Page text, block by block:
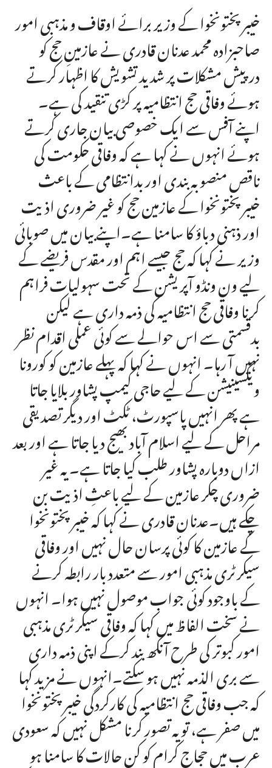
خیبرپختونخوا کے وزیر برائے اوقاف و مذہبی امور
صاحبزادہ محمد عدنان قادری نے عازمینِ حج کو
درپیش مشکلات پر شدید تشویش کا اظہار کرتے
ہوئے وفاقی حج انتظامیہ پر کڑی تنقید کی ہے۔
اپنے آفس سے ایک خصوصی بیان جاری کرتے
ہوئے انہوں نے کہا ہے کہ وفاقی حکومت کی
ناقص منصوبہ بندی اور بدانتظامی کے باعث
خیبرپختونخوا کے عازمین حج کو غیر ضروری اذیت
اور ذہنی دباؤ کا سامنا ہے۔اپنے بیان میں صوبائی
وزیر نے کہا کہ حج جیسے اہم اور مقدس فریضے کے
لیے ون ونڈو آپریشن کے تحت سہولیات فراہم
کرنا وفاقی حج انتظامیہ کی ذمہ داری ہے لیکن
بدقسمتی سے اس حوالے سے کوئی عملی اقدام نظر
نہیں آ رہا۔ انہوں نے کہا کہ پہلے عازمین کو کورونا
ویکسینیشن کے لیے حاجی کیمپ پشاور بلایا جاتا
ہے پھر انہیں پاسپورٹ، ٹکٹ اور دیگر تصدیقی
مراحل کے لیے اسلام آباد بھیج دیا جاتا ہے اور بعد
ازاں دوبارہ پشاور طلب کیا جاتا ہے۔ یہ غیر
ضروری چکر عازمین کے لیے باعثِ اذیت بن
چکے ہیں۔عدنان قادری نے کہا کہ خیبرپختونخوا
کے عازمین کا کوئی پرسان حال نہیں اور وفاقی
سیکرٹری مذہبی امور سے متعدد بار رابطہ کرنے
کے باوجود کوئی جواب موصول نہیں ہوا۔ انہوں
نے سخت الفاظ میں کہا کہ وفاقی سیکرٹری مذہبی
امور کبوتر کی طرح آنکھ بند کرکے اپنی ذمہ داری
سے بری الذمہ نہیں ہو سکتے۔انہوں نے مزید کہا
کہ جب وفاقی حج انتظامیہ کی کارکردگی خیبرپختونخوا
میں صفر ہے، تو یہ تصور کرنا مشکل نہیں کہ سعودی
عرب میں حجاج کرام کو کن حالات کا سامنا ہو